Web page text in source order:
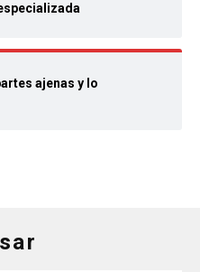
ajenas y lo